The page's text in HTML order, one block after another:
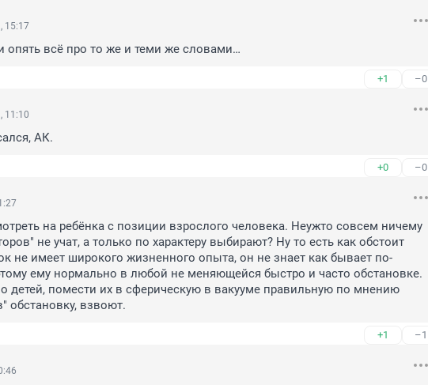
15:17
опять всё про то же и теми же словами…
+1 –0
11:10
АК.
+0 –0
на ребёнка с позиции взрослого человека. Неужто совсем ничему
не учат, а только по характеру выбирают? Ну то есть как обстоит
не имеет широкого жизненного опыта, он не знает как бывает по-
ему нормально в любой не меняющейся быстро и часто обстановке.
детей, помести их в сферическую в вакууме правильную по мнению
обстановку, взвоют.
+1 –1